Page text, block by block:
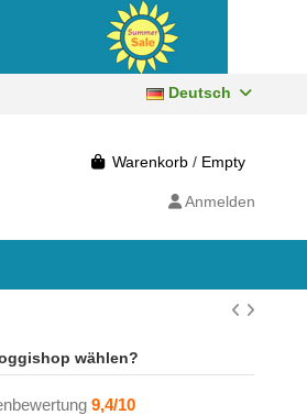
Deutsch
Warenkorb / Empty
Anmelden
wählen?
9,4/10